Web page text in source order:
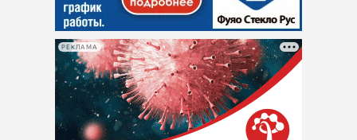
РЕКЛАМА